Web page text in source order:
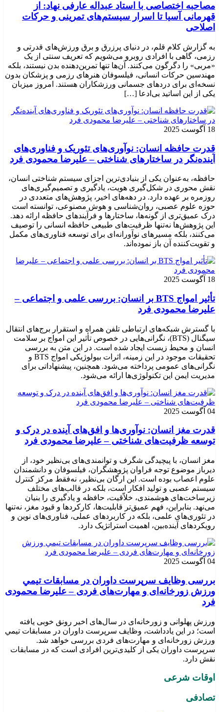
مصاحبه اختصاصی با استاد عبداله عارفی نهاد: از
قهرمانی آسیا تا اسرار سیستم‌های تمرینی و حرکات
اصلاحی
به گزارش کلام قلم، در دنیای پرزرق و برق ورزش‌های قدرتی و
رزمی، گاهی با افرادی روبرو می‌شویم که تعریف سنتی از یک
«مربی» را دگرگون می‌کنند. آن‌ها تنها تمرین‌دهنده بدن نیستند، بلکه
مهندسین حرکات انسانی، فیلسوفان هنرهای رزمی و پزشکان بدون
نسخه‌ای برای دردهای جسمانی ورزشکاران هستند. امروز میزبان
یکی از این اساتید بی‌ادعا […]
18 آگوست 2025
قدرت حافظه انسان: نوآوری‌های تئوریک و فناوری‌های
آینده‌نگر در ساختارهای شناختی – علیرضا محمودی فرد
حافظه، به‌عنوان یکی از بنیادی‌ترین اجزای سیستم شناختی انسان،
نقش محوری در شکل‌گیری هویت، یادگیری و تصمیم‌گیری‌های
روزمره بر عهده دارد. در دهه‌های اخیر، پژوهش‌های متعددی در
حوزه علوم عصبی، روان‌شناسی و هوش مصنوعی، توانسته‌ است
درک عمیق‌تری از گونه‌ها، ساختارها و فرآیندهای حافظه ارائه دهد.
این پژوهش‌ها نه‌تنها ظرفیت‌های طبیعی حافظه انسانی را توصیف
می‌کنند، بلکه مسیرهای نوآورانه‌ای برای توسعه فناوری‌های مکمل
و تقویت‌کننده آن باز نموده‌اند.
18 آگوست 2025
تأثیر امواج BTS بر انسان: بررسی علمی و اجتماعی –
علیرضا محمودی فرد
با گسترش شبکه‌های ارتباطی تلفن همراه و استقرار برج‌های انتقال
سیگنال (BTS)، نگرانی‌هایی در خصوص تأثیر این امواج بر سلامت
انسان و محیط زیست ایجاد شده است. در این متن به بررسی
تحقیقات موجود در این زمینه، اثرات بیولوژیکی امواج BTS و
نگرانی‌های عمومی پرداخته می‌شود. همچنین، پیشنهاداتی برای
مدیریت ایمن این تکنولوژی‌ها ارائه می‌شود.
04 آگوست 2025
قدرت مغز انسان: نوآوری‌ها و افق‌های آینده در درک و
توسعه ظرفیت‌های شناختی – علیرضا محمودی فرد
مغز انسان، با پیچیدگی شگرف و توانمندی‌های بی‌نظیر خود، از
دیرباز موضوع توجه فراوان پژوهشگران، فیلسوفان و دانشمندان
علوم اعصاب بوده است. این ارگان بی‌نظیر، نه‌فقط مرکز کنترل
سیستم عصبی و تولید افکار است، بلکه در قالب‌های مختلف
زیرساخت‌های هوشمندی، خلاّقیت، حافظه و یادگیری را بنیان
می‌نهد. بنابراین، فهم عمیق‌تر قابلیت‌ها، کارکردها و قیود مغز، نه‌تنها
در تئوری‌های علمی، بلکه در کاربردهای عملی، فناوری‌های نوین و
رویکردهای آینده‌بین، اهمیت استراتژیک دارد.
04 آگوست 2025
بررسی وظايف سرپرست داوران در مسابقات تیمي
ورزش زورخانه‌ای و مهارت‌های فردی – علیرضا محمودی
فرد
ورزش پهلوانی و زورخانه‌ای در سال‌های اخیر رونق خوبی یافته
است؛ در این یادداشت، وظایف سرپرست داوران در مسابقات تیمي
ورزش زورخانه‌ای و مهارت‌های فردی بررسی خواهد شد.
سرپرست داوران یکی از کلیدی‌ترین افرادی است که در مسابقات
نقش دارد.
اوقات شرعی
تصادفی